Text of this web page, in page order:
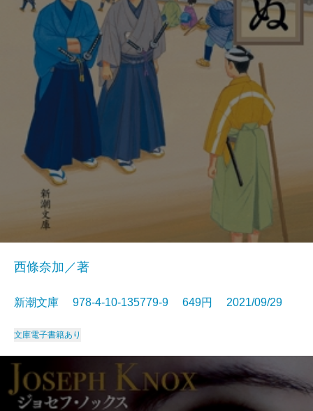
西條奈加／著
新潮文庫 978-4-10-135779-9 649円 2021/09/29
文庫電子書籍あり